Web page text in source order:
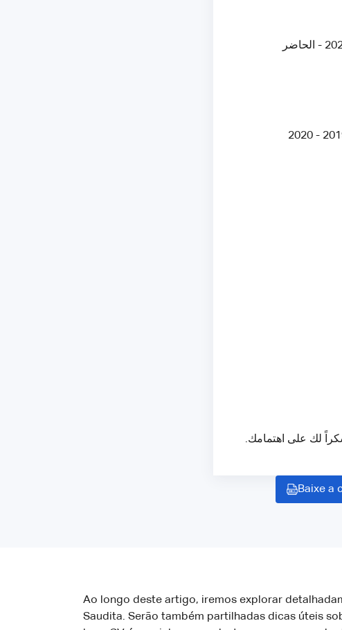
لك على اهتمامك.
Baixe a
Ao longo deste artigo, iremos explorar
Saudita. Serão também partilhadas dicas úteis